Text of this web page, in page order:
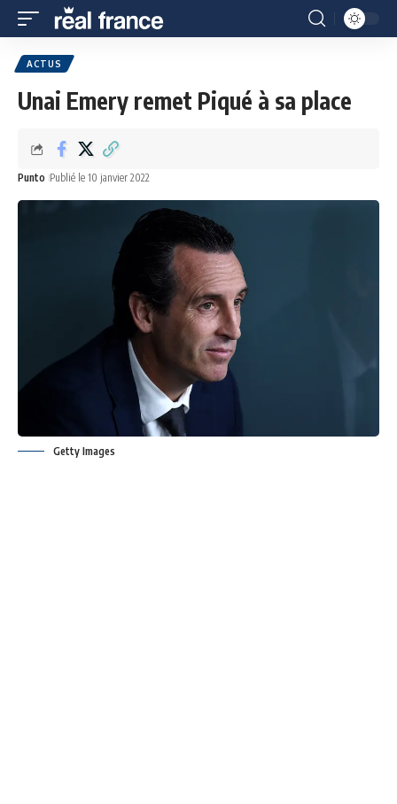
ACTUS
Unai Emery remet Piqué à sa place
Punto Publié le 10 janvier 2022
Getty Images